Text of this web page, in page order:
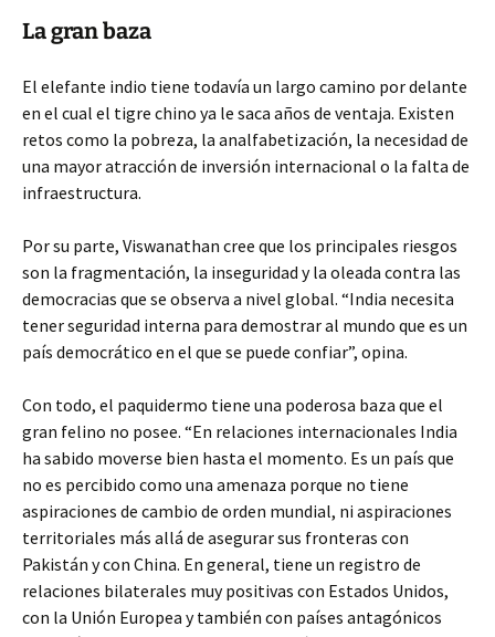
La gran baza
El elefante indio tiene todavía un largo camino por delante
en el cual el tigre chino ya le saca años de ventaja. Existen
retos como la pobreza, la analfabetización, la necesidad de
una mayor atracción de inversión internacional o la falta de
infraestructura.
Por su parte, Viswanathan cree que los principales riesgos
son la fragmentación, la inseguridad y la oleada contra las
democracias que se observa a nivel global. “India necesita
tener seguridad interna para demostrar al mundo que es un
país democrático en el que se puede confiar”, opina.
Con todo, el paquidermo tiene una poderosa baza que el
gran felino no posee. “En relaciones internacionales India
ha sabido moverse bien hasta el momento. Es un país que
no es percibido como una amenaza porque no tiene
aspiraciones de cambio de orden mundial, ni aspiraciones
territoriales más allá de asegurar sus fronteras con
Pakistán y con China. En general, tiene un registro de
relaciones bilaterales muy positivas con Estados Unidos,
con la Unión Europea y también con países antagónicos